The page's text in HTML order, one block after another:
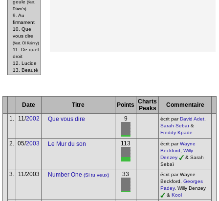
geule (feat.
Diam's)
9. Au
firmament
10. Que
vous dire
(feat. Ol Kainry)
11. De quel
droit
12. Lucide
13. Beauté
Date Titre Points Charts
Peaks
Commentaire
1.
11/2002 Que vous dire 9 écrit parDavid Adet
Sarah Sebaï &
Freddy Kpade
2. 05/2003 Le Mur du son 113 écrit parWayne
Beckford
Willy
Denzey
& Sarah
Sebaï
3. 11/2003 Number One (Si tu veux) 33
écrit par Wayne
Beckford, Georges
Padey, Willy Denzey
& Kool